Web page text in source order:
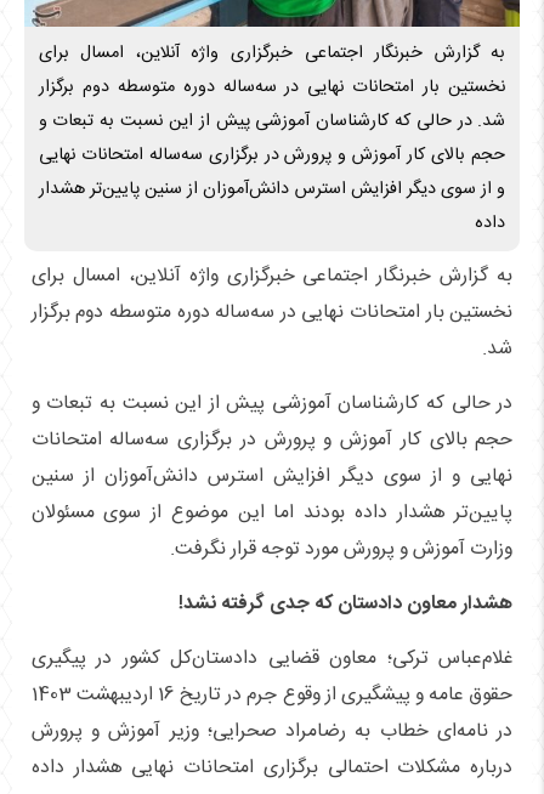
به گزارش خبرنگار اجتماعی خبرگزاری واژه آنلاین، امسال برای
نخستین بار امتحانات نهایی در سه‌ساله دوره متوسطه دوم برگزار
شد. در حالی که کارشناسان آموزشی پیش از این نسبت به تبعات و
حجم بالای کار آموزش و پرورش در برگزاری سه‌ساله امتحانات نهایی
و از سوی دیگر افزایش استرس دانش‌آموزان از سنین پایین‌تر هشدار
داده
به گزارش خبرنگار اجتماعی خبرگزاری واژه آنلاین، امسال برای
نخستین بار امتحانات نهایی در سه‌ساله دوره متوسطه دوم برگزار
شد.
در حالی که کارشناسان آموزشی پیش از این نسبت به تبعات و
حجم بالای کار آموزش و پرورش در برگزاری سه‌ساله امتحانات
نهایی و از سوی دیگر افزایش استرس دانش‌آموزان از سنین
پایین‌تر هشدار داده بودند اما این موضوع از سوی مسئولان
وزارت آموزش و پرورش مورد توجه قرار نگرفت.
هشدار معاون دادستان که جدی گرفته نشد!
غلام‌عباس ترکی؛ معاون قضایی دادستان‌کل کشور در پیگیری
حقوق عامه‌ و پیشگیری از وقوع جرم در تاریخ 16 اردیبهشت 1403
در نامه‌ای خطاب به رضامراد صحرایی؛ وزیر آموزش و پرورش
درباره مشکلات احتمالی برگزاری امتحانات نهایی هشدار داده